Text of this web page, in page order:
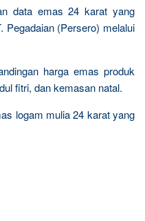
data emas 24 karat yang
(Persero) melalui
harga emas produk
fitri, dan kemasan natal.
logam mulia 24 karat yang